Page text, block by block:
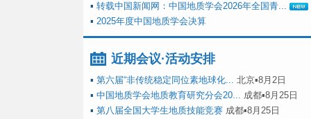
▪ 转载中国新闻网：中国地质学会2026年全国青...
▪ 2025年度中国地质学会决算
近期会议·活动安排
▪ 第六届“非传统稳定同位素地球化... 北京▪8月2日
▪ 中国地质学会地质教育研究分会20... 成都▪8月25日
▪ 第八届全国大学生地质技能竞赛 成都▪8月25日